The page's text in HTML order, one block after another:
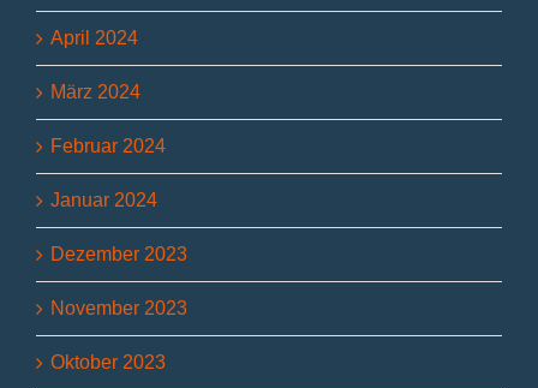
April 2024
März 2024
Februar 2024
Januar 2024
Dezember 2023
November 2023
Oktober 2023